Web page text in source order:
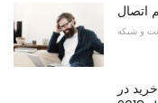
و شبکه
در